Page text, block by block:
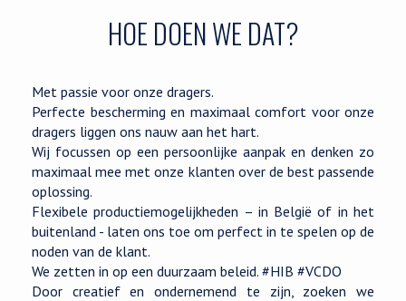
HOE DOEN WE DAT?
Met passie voor onze dragers.
Perfecte bescherming en maximaal comfort voor onze
dragers liggen ons nauw aan het hart.
Wij focussen op een persoonlijke aanpak en denken zo
maximaal mee met onze klanten over de best passende
oplossing.
Flexibele productiemogelijkheden – in België of in het
buitenland - laten ons toe om perfect in te spelen op de
noden van de klant.
We zetten in op een duurzaam beleid. #HIB #VCDO
Door creatief en ondernemend te zijn, zoeken we